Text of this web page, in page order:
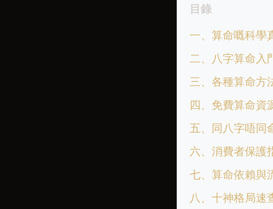
目錄
一、算命嘅科學
二、八字算命入
三、各種算命方
四、免費算命資
五、同八字唔同
六、消費者保護
七、算命依賴與
八、十神格局速